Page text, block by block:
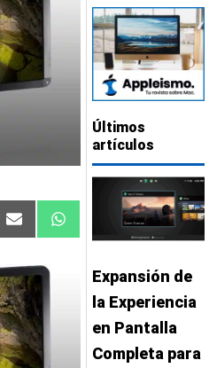
Compartir
en
Email Compartir
en
WhatsApp
Últimos
artículos
Expansión de
la Experiencia
en Pantalla
Completa para